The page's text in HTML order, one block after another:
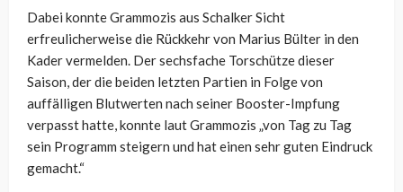
Dabei konnte Grammozis aus Schalker Sicht
erfreulicherweise die Rückkehr von Marius Bülter in den
Kader vermelden. Der sechsfache Torschütze dieser
Saison, der die beiden letzten Partien in Folge von
auffälligen Blutwerten nach seiner Booster-Impfung
verpasst hatte, konnte laut Grammozis „von Tag zu Tag
sein Programm steigern und hat einen sehr guten Eindruck
gemacht.“